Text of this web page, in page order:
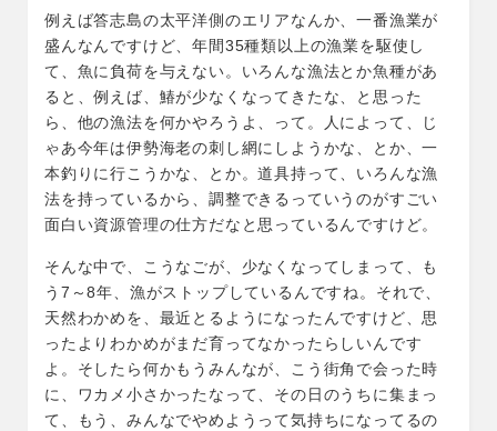
例えば答志島の太平洋側のエリアなんか、一番漁業が
盛んなんですけど、年間35種類以上の漁業を駆使し
て、魚に負荷を与えない。いろんな漁法とか魚種があ
ると、例えば、鰆が少なくなってきたな、と思った
ら、他の漁法を何かやろうよ、って。人によって、じ
ゃあ今年は伊勢海老の刺し網にしようかな、とか、一
本釣りに行こうかな、とか。道具持って、いろんな漁
法を持っているから、調整できるっていうのがすごい
面白い資源管理の仕方だなと思っているんですけど。
そんな中で、こうなごが、少なくなってしまって、も
う7～8年、漁がストップしているんですね。それで、
天然わかめを、最近とるようになったんですけど、思
ったよりわかめがまだ育ってなかったらしいんです
よ。そしたら何かもうみんなが、こう街角で会った時
に、ワカメ小さかったなって、その日のうちに集まっ
て、もう、みんなでやめようって気持ちになってるの